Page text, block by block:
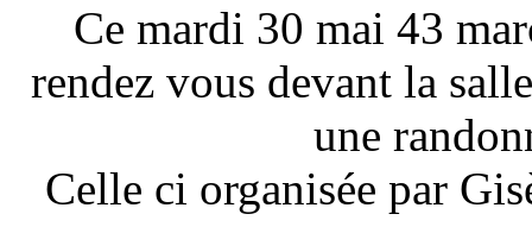
Ce mardi 30 mai 43
rendez vous devant la
une
Celle ci organisée par